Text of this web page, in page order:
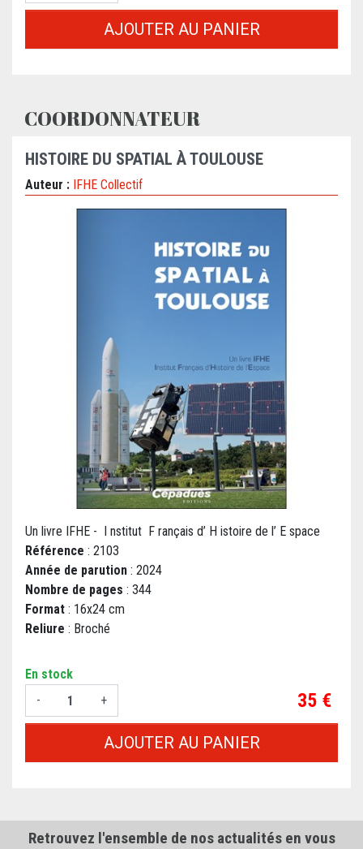
AJOUTER AU PANIER
COORDONNATEUR
HISTOIRE DU SPATIAL À TOULOUSE
Auteur : IFHE Collectif
Un livre IFHE - I nstitut F rançais d’ H istoire de l’ E space
Référence : 2103
Année de parution : 2024
Nombre de pages : 344
Format : 16x24 cm
Reliure : Broché
En stock
-
+ Prix
35 €
AJOUTER AU PANIER
Retrouvez l'ensemble de nos actualités en vous